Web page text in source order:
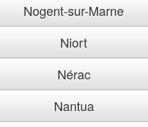
Nogent-sur-Marne
Niort
Nérac
Nantua